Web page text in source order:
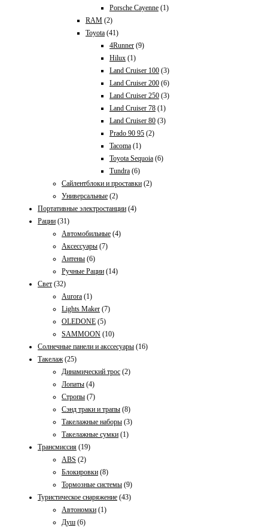
Porsche Cayenne (1)
RAM (2)
Toyota (41)
4Runner (9)
Hilux (1)
Land Cruiser 100 (3)
Land Cruiser 200 (6)
Land Cruiser 250 (3)
Land Cruiser 78 (1)
Land Cruiser 80 (3)
Prado 90 95 (2)
Tacoma (1)
Toyota Sequoia (6)
Tundra (6)
Сайлентблоки и проставки (2)
Универсальные (2)
Портативные электростанции (4)
Рации (31)
Автомобильные (4)
Аксессуары (7)
Антены (6)
Ручные Рации (14)
Свет (32)
Aurora (1)
Lights Maker (7)
OLEDONE (5)
SAMMOON (10)
Солнечные панели и акссесуары (16)
Такелаж (25)
Динамический трос (2)
Лопаты (4)
Стропы (7)
Сэнд траки и трапы (8)
Такелажные наборы (3)
Такелажные сумки (1)
Трансмиссия (19)
ABS (2)
Блокировки (8)
Тормозные системы (9)
Туристическое снаряжение (43)
Автономки (1)
Душ (6)